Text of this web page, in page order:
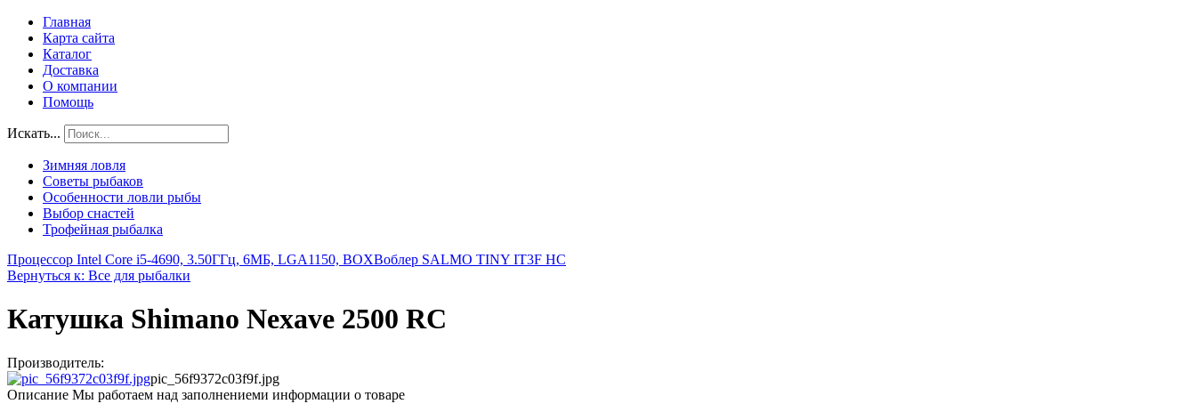
Главная
Карта сайта
Каталог
Доставка
О компании
Помощь
Искать...
Зимняя ловля
Советы рыбаков
Особенности ловли рыбы
Выбор снастей
Трофейная рыбалка
Процессор Intel Core i5-4690, 3.50ГГц, 6МБ, LGA1150, BOXВоблер SALMO TINY IT3F HC
Вернуться к: Все для рыбалки
Катушка Shimano Nexave 2500 RC
Производитель:
pic_56f9372c03f9f.jpg
Описание Мы работаем над заполнениеми информации о товаре